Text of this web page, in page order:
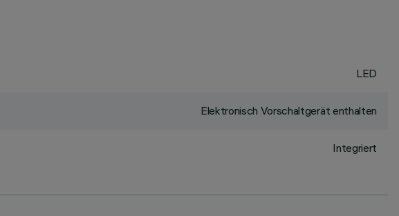
LED
Elektronisch Vorschaltgerät enthalten
Integriert